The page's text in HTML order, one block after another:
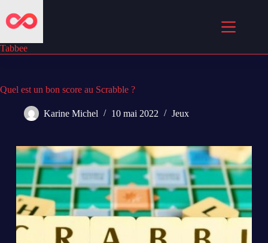
au
contenu
Tabbee
Quel est un bon score au Scrabble ?
Karine Michel 10 mai 2022 Jeux